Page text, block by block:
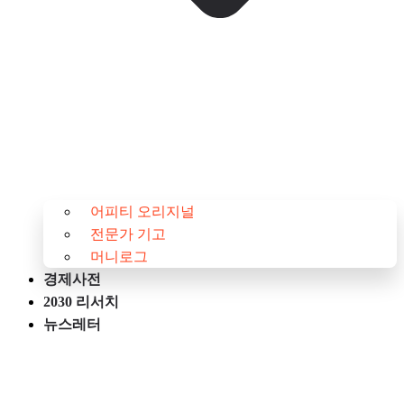
어피티 오리지널
전문가 기고
머니로그
경제사전
2030 리서치
뉴스레터